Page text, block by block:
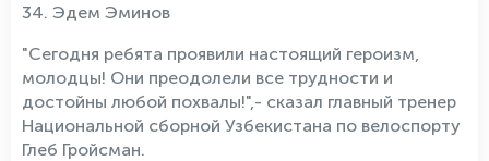
34. Эдем Эминов
"Сегодня ребята проявили настоящий героизм,
молодцы! Они преодолели все трудности и
достойны любой похвалы!",- сказал главный тренер
Национальной сборной Узбекистана по велоспорту
Глеб Гройсман.